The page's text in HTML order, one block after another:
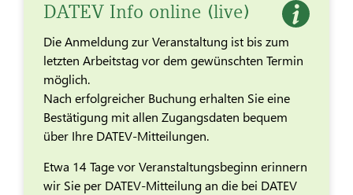
DATEV Info online (live)
Die Anmeldung zur Veranstaltung ist bis zum
letzten Arbeitstag vor dem gewünschten Termin
möglich.
Nach erfolgreicher Buchung erhalten Sie eine
Bestätigung mit allen Zugangsdaten bequem
über Ihre DATEV-Mitteilungen.
Etwa 14 Tage vor Veranstaltungsbeginn erinnern
wir Sie per DATEV-Mitteilung an die bei DATEV